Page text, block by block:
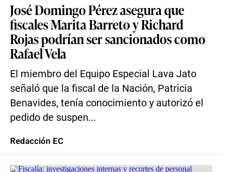
José Domingo Pérez asegura que
fiscales Marita Barreto y Richard
Rojas podrían ser sancionados como
Rafael Vela
El miembro del Equipo Especial Lava Jato
señaló que la fiscal de la Nación, Patricia
Benavides, tenía conocimiento y autorizó el
pedido de suspen...
Redacción EC